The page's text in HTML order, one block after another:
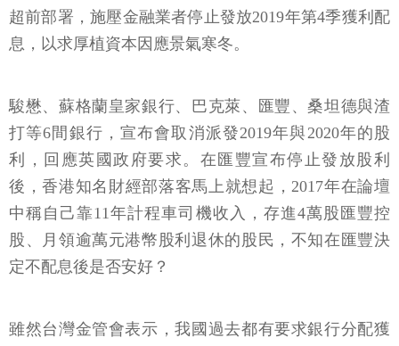
超前部署，施壓金融業者停止發放2019年第4季獲利配
息，以求厚植資本因應景氣寒冬。
駿懋、蘇格蘭皇家銀行、巴克萊、匯豐、桑坦德與渣
打等6間銀行，宣布會取消派發2019年與2020年的股
利，回應英國政府要求。在匯豐宣布停止發放股利
後，香港知名財經部落客馬上就想起，2017年在論壇
中稱自己靠11年計程車司機收入，存進4萬股匯豐控
股、月領逾萬元港幣股利退休的股民，不知在匯豐決
定不配息後是否安好？
雖然台灣金管會表示，我國過去都有要求銀行分配獲